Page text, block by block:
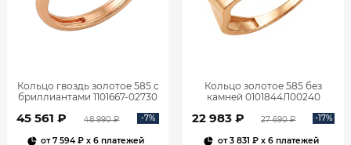
Кольцо гвоздь золотое 585 с
бриллиантами 1101667-02730
45 561 ₽ 48 990 ₽ -7%
от7 594 ₽ x 6 платежей
Кольцо золотое 585 без
камней 0101844Л00240
22 983 ₽ 27 690 ₽ -17%
от3 831 ₽x 6 платежей